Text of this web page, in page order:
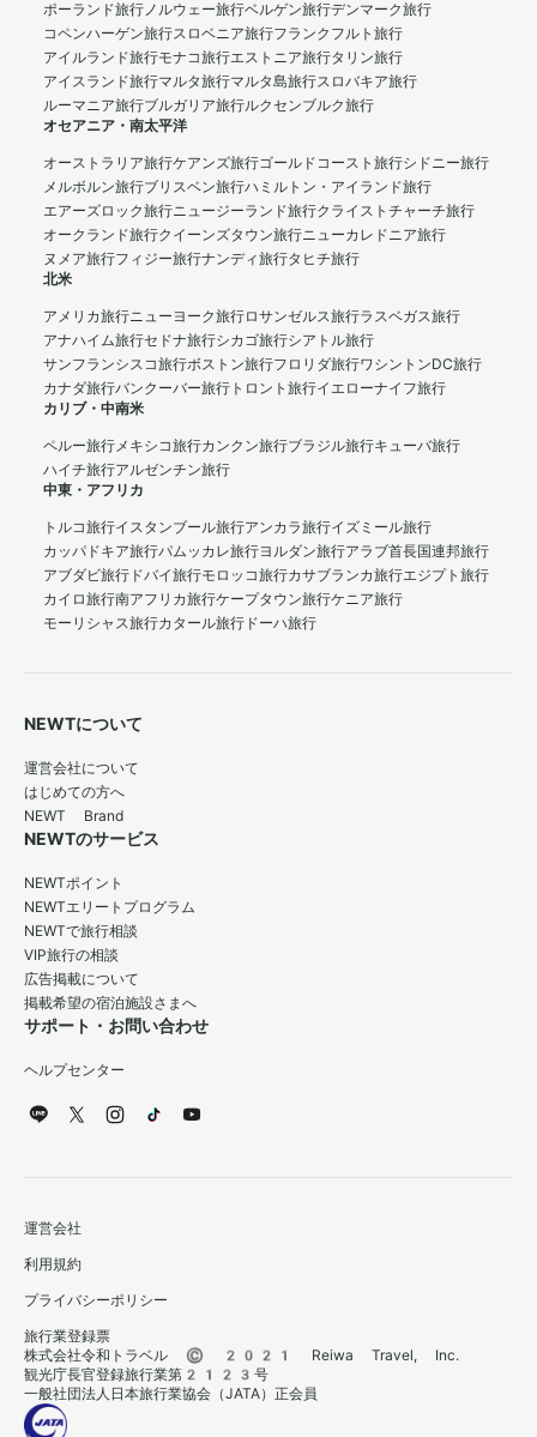
ポーランド旅行ノルウェー旅行ベルゲン旅行デンマーク旅行
コペンハーゲン旅行スロベニア旅行フランクフルト旅行
アイルランド旅行モナコ旅行エストニア旅行タリン旅行
アイスランド旅行マルタ旅行マルタ島旅行スロバキア旅行
ルーマニア旅行ブルガリア旅行ルクセンブルク旅行
オセアニア・南太平洋
オーストラリア旅行ケアンズ旅行ゴールドコースト旅行シドニー旅行
メルボルン旅行ブリスベン旅行ハミルトン・アイランド旅行
エアーズロック旅行ニュージーランド旅行クライストチャーチ旅行
オークランド旅行クイーンズタウン旅行ニューカレドニア旅行
ヌメア旅行フィジー旅行ナンディ旅行タヒチ旅行
北米
アメリカ旅行ニューヨーク旅行ロサンゼルス旅行ラスベガス旅行
アナハイム旅行セドナ旅行シカゴ旅行シアトル旅行
サンフランシスコ旅行ボストン旅行フロリダ旅行ワシントンDC旅行
カナダ旅行バンクーバー旅行 トロント旅行イエローナイフ旅行
カリブ・中南米
ペルー旅行メキシコ旅行カンクン旅行ブラジル旅行キューバ旅行
ハイチ旅行アルゼンチン旅行
中東・アフリカ
トルコ旅行イスタンブール旅行アンカラ旅行イズミール旅行
カッパドキア旅行パムッカレ旅行ヨルダン旅行アラブ首長国連邦旅行
アブダビ旅行 ドバイ旅行モロッコ旅行カサブランカ旅行エジプト旅行
カイロ旅行南アフリカ旅行ケープタウン旅行ケニア旅行
モーリシャス旅行カタール旅行 ドーハ旅行
NEWTについて
運営会社について
はじめての方へ
NEWT Brand
NEWTのサービス
NEWTポイント
NEWTエリートプログラム
NEWTで旅行相談
VIP旅行の相談
広告掲載について
掲載希望の宿泊施設さまへ
サポート・お問い合わせ
ヘルプセンター
運営会社
利用規約
プライバシーポリシー
旅行業登録票
株式会社令和トラベル © 2021 Reiwa Travel, Inc.
観光庁長官登録旅行業第2123号
一般社団法人日本旅行業協会（JATA）正会員